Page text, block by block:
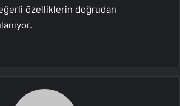
özelliklerin doğrudan